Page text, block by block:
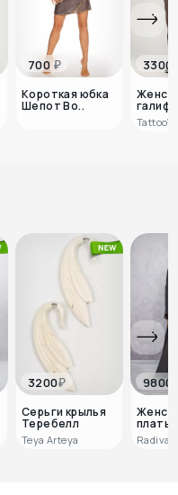
700 ₽
Короткая юбка
Шепот Во..
3300
3200₽
Серьги крылья
Теребелл
Teya Arteya
9800